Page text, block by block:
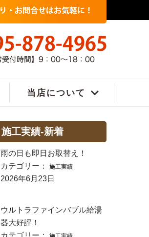
当店について
施工実績-新着
雨の日も即日お取替え！
カテゴリー：
施工実績
2026年6月23日
ウルトラファインバブル給湯
器大好評！
カテゴリー：